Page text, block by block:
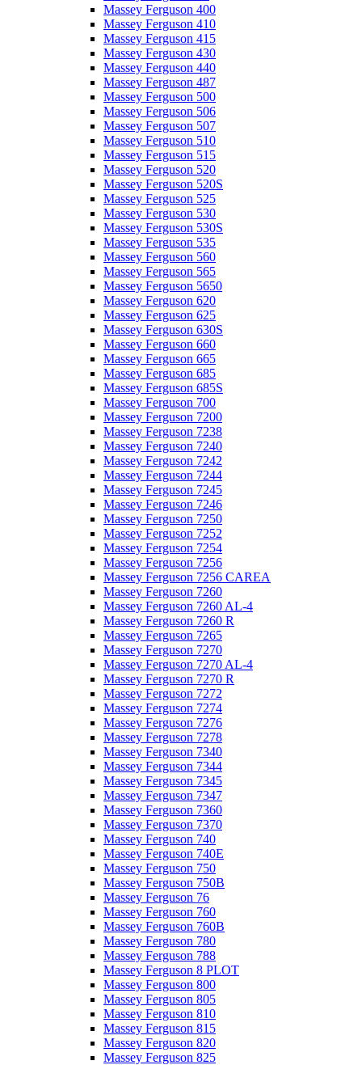
Massey Ferguson 400
Massey Ferguson 410
Massey Ferguson 415
Massey Ferguson 430
Massey Ferguson 440
Massey Ferguson 487
Massey Ferguson 500
Massey Ferguson 506
Massey Ferguson 507
Massey Ferguson 510
Massey Ferguson 515
Massey Ferguson 520
Massey Ferguson 520S
Massey Ferguson 525
Massey Ferguson 530
Massey Ferguson 530S
Massey Ferguson 535
Massey Ferguson 560
Massey Ferguson 565
Massey Ferguson 5650
Massey Ferguson 620
Massey Ferguson 625
Massey Ferguson 630S
Massey Ferguson 660
Massey Ferguson 665
Massey Ferguson 685
Massey Ferguson 685S
Massey Ferguson 700
Massey Ferguson 7200
Massey Ferguson 7238
Massey Ferguson 7240
Massey Ferguson 7242
Massey Ferguson 7244
Massey Ferguson 7245
Massey Ferguson 7246
Massey Ferguson 7250
Massey Ferguson 7252
Massey Ferguson 7254
Massey Ferguson 7256
Massey Ferguson 7256 CAREA
Massey Ferguson 7260
Massey Ferguson 7260 AL-4
Massey Ferguson 7260 R
Massey Ferguson 7265
Massey Ferguson 7270
Massey Ferguson 7270 AL-4
Massey Ferguson 7270 R
Massey Ferguson 7272
Massey Ferguson 7274
Massey Ferguson 7276
Massey Ferguson 7278
Massey Ferguson 7340
Massey Ferguson 7344
Massey Ferguson 7345
Massey Ferguson 7347
Massey Ferguson 7360
Massey Ferguson 7370
Massey Ferguson 740
Massey Ferguson 740E
Massey Ferguson 750
Massey Ferguson 750B
Massey Ferguson 76
Massey Ferguson 760
Massey Ferguson 760B
Massey Ferguson 780
Massey Ferguson 788
Massey Ferguson 8 PLOT
Massey Ferguson 800
Massey Ferguson 805
Massey Ferguson 810
Massey Ferguson 815
Massey Ferguson 820
Massey Ferguson 825